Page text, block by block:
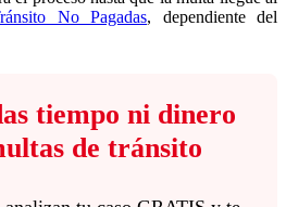
No Pagadas, dependiente del
tiempo ni dinero
de tránsito